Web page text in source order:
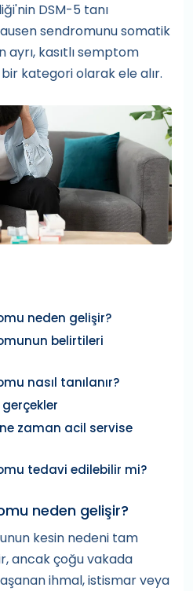
DSM-5 tanı
sendromunu somatik
kasıtlı semptom
kategori olarak ele alır.
neden gelişir?
belirtileri
nasıl tanılanır?
gerçekler
zaman acil servise
tedavi edilebilir mi?
neden gelişir?
kesin nedeni tam
ancak çoğu vakada
ihmal, istismar veya